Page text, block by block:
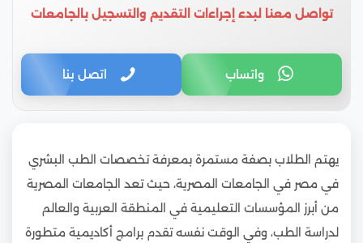
تواصل معنا لبدء إجراءات التقديم والتسجيل بالجامعات
واتساب اتصل بنا
يهتم الطلاب بصفة مستمرة بمعرفة تخصصات الطب البشري
في مصر في الجامعات المصرية، حيث تعد الجامعات المصرية
من أبرز المؤسسات التعليمية في المنطقة العربية والعالم
لدراسة الطب، وفي الوقت نفسه تقدم برامج أكاديمية متطورة